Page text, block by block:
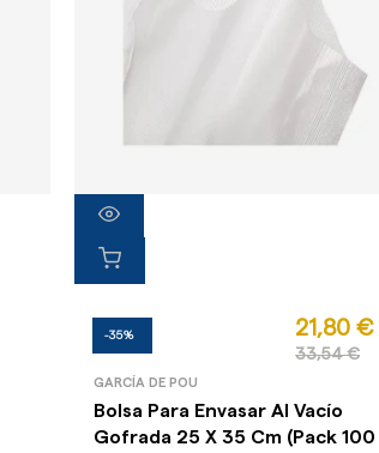
-35% 21,80 €
33,54 €
GARCÍA DE POU
Bolsa Para Envasar Al Vacío
Gofrada 25 X 35 Cm (Pack 100